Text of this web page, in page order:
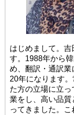
はじめまして。吉
す。1988年から
め、翻訳・通訳業
20年になります
た方の立場に立っ
業をし、高い品質
ってきました。こ